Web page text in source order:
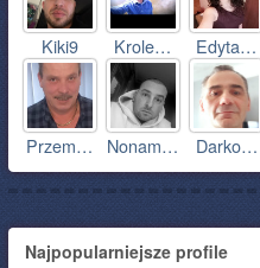
Kiki9 Krole… Edyta…
Przem… Nonam… Darko…
Najpopularniejsze profile